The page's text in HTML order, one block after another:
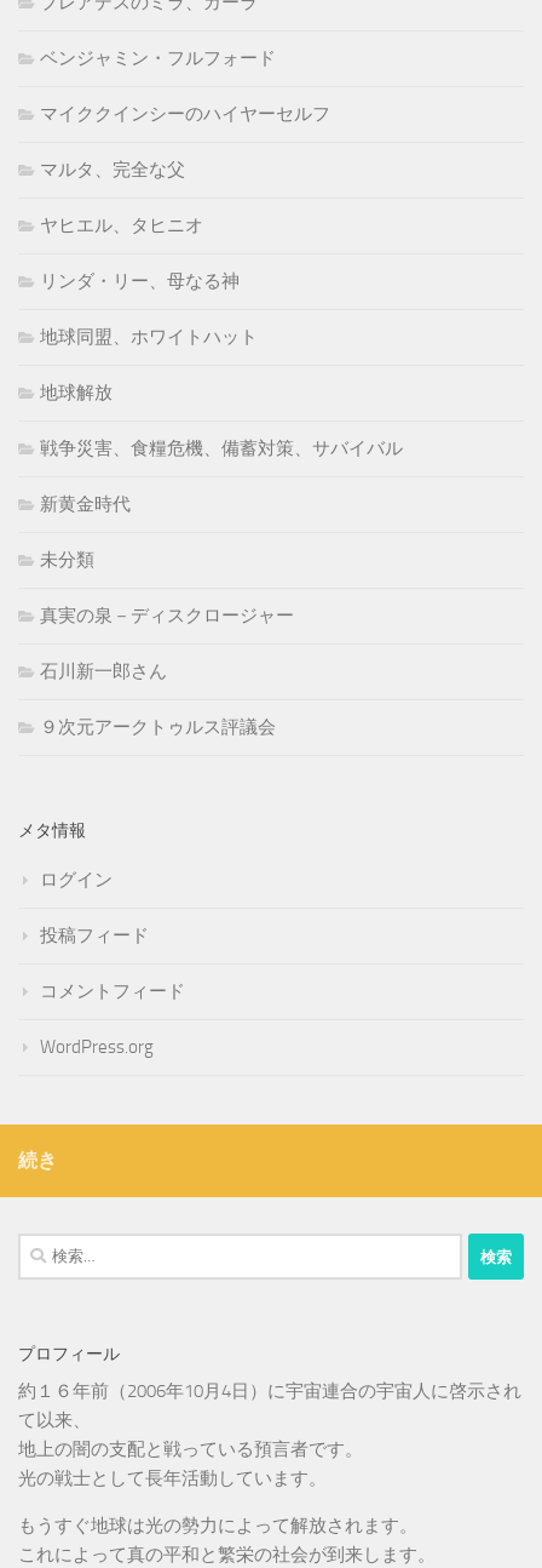
ベンジャミン・フルフォード
マイククインシーのハイヤーセルフ
マルタ、完全な父
ヤヒエル、タヒニオ
リンダ・リー、母なる神
地球同盟、ホワイトハット
地球解放
戦争災害、食糧危機、備蓄対策、サバイバル
新黄金時代
未分類
真実の泉－ディスクロージャー
石川新一郎さん
９次元アークトゥルス評議会
メタ情報
ログイン
投稿フィード
コメントフィード
WordPress.org
続き
検
索:
プロフィール
約１６年前（2006年10月4日）に宇宙連合の宇宙人に啓示され
て以来、
地上の闇の支配と戦っている預言者です。
光の戦士として長年活動しています。
もうすぐ地球は光の勢力によって解放されます。
これによって真の平和と繁栄の社会が到来します。